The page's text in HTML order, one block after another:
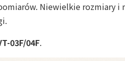
Niewielkie rozmiary i
03F/04F.